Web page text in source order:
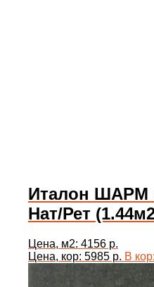
Италон ШАРМ
Нат/Рет
Цена, м2: 4156 р.
Цена, кор: 5985 р. В